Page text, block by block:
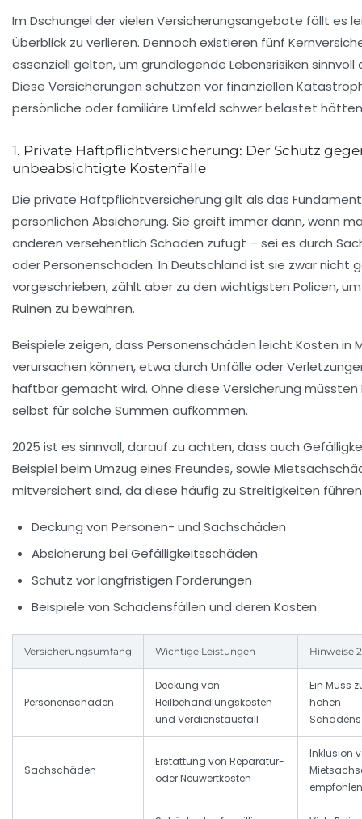
Im Dschungel der vielen Versicherungsangebote fällt es
Überblick zu verlieren. Dennoch existieren fünf
essenziell gelten, um grundlegende Lebensrisiken sinnvoll
Diese Versicherungen schützen vor finanziellen
persönliche oder familiäre Umfeld schwer belastet
1. Private Haftpflichtversicherung: Der Schutz
unbeabsichtigte Kostenfalle
Die private Haftpflichtversicherung gilt als das
persönlichen Absicherung. Sie greift immer dann, wenn
anderen versehentlich Schaden zufügt – sei es durch
oder Personenschaden. In Deutschland ist sie zwar nicht
vorgeschrieben, zählt aber zu den wichtigsten Policen,
Ruinen zu bewahren.
Beispiele zeigen, dass Personenschäden leicht Kosten in
verursachen können, etwa durch Unfälle oder
haftbar gemacht wird. Ohne diese Versicherung
selbst für solche Summen aufkommen.
2025 ist es sinnvoll, darauf zu achten, dass auch
Beispiel beim Umzug eines Freundes, sowie
mitversichert sind, da diese häufig zu Streitigkeiten
Deckung von Personen- und Sachschäden
Absicherung bei Gefälligkeitsschäden
Schutz vor langfristigen Forderungen
Beispiele von Schadensfällen und deren Kosten
Versicherungsumfang Wichtige Leistungen Hinweise
Personenschäden
Deckung von
Heilbehandlungskosten
und Verdienstausfall
Ein Muss
hohen
Sachschäden
Erstattung von Reparatur-
oder Neuwertkosten
Inklusion
empfohlen